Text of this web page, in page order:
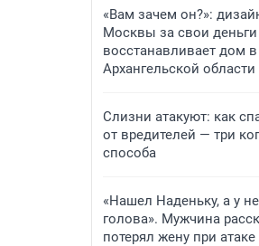
«Вам зачем он?»:
Москвы за свои деньги
восстанавливает дом
Архангельской области
Слизни атакуют: как
от вредителей — три
способа
«Нашел Наденьку, а у
голова». Мужчина
потерял жену при